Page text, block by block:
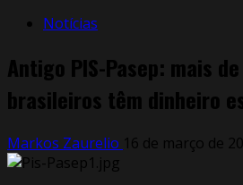
Notícias
Antigo PIS-Pasep: mais
brasileiros têm dinheiro
Markos Zaurelio 16 de março de